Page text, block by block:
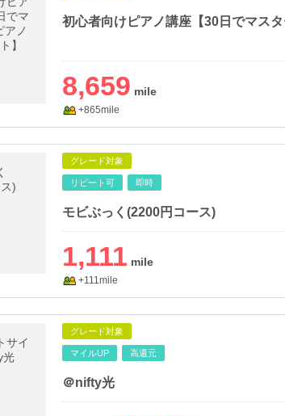
8,659
+865mile
グレード対象
リピート可 即時
モビぶっく(2200円コース)
1,111
+111mile
グレード対象
マイルUP 高還元
＠nifty光